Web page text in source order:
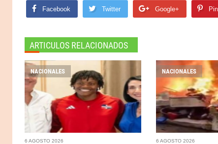
Facebook Twitter Google+
ARTICULOS RELACIONADOS
NACIONALES
6 AGOSTO 2026
NACIONALES
6 AGOSTO 2026